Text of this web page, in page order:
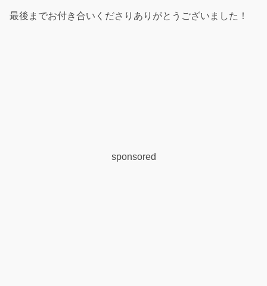
最後までお付き合いくださりありがとうございました！
sponsored